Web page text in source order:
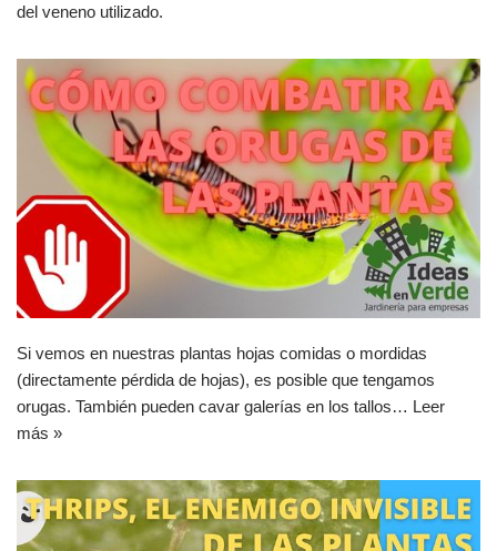
del veneno utilizado.
Si vemos en nuestras plantas hojas comidas o mordidas
(directamente pérdida de hojas), es posible que tengamos
orugas. También pueden cavar galerías en los tallos… Leer
más »